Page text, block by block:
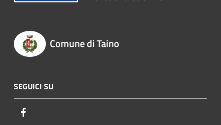
Comune di Taino
SEGUICI SU